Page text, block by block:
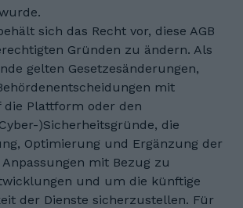
sich das Recht vor, diese AGB
Gründen zu ändern. Als
gelten Gesetzesänderungen,
mit
Plattform oder den
)Sicherheitsgründe, die
Optimierung und Ergänzung der
mit Bezug zu
und um die künftige
der Dienste sicherzustellen. Für